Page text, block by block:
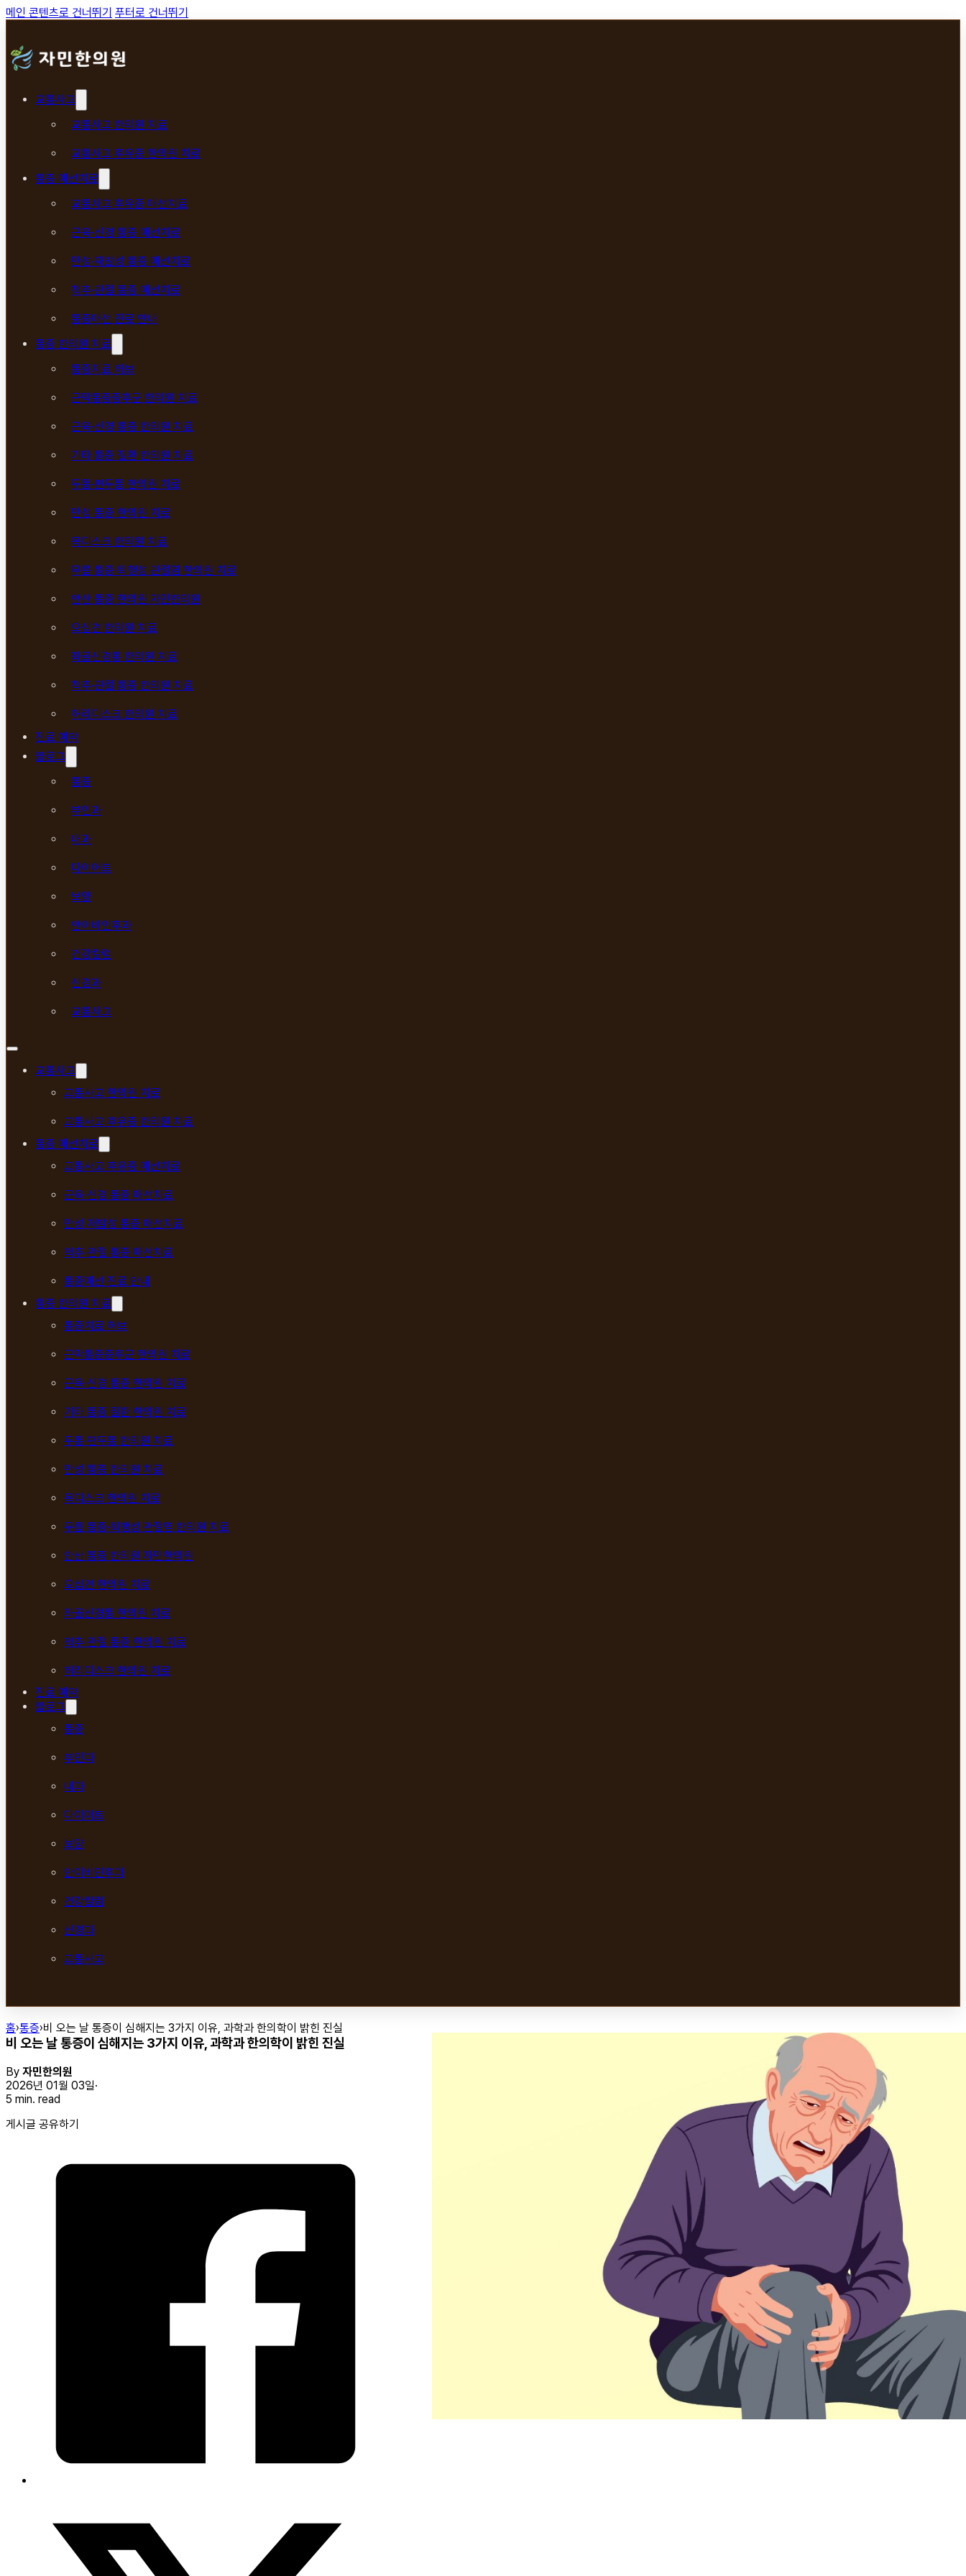
메인 콘텐츠로 건너뛰기 푸터로 건너뛰기
교통사고
교통사고 한의원 치료
교통사고 후유증 한의원 치료
통증 매선치료
교통사고 후유증 매선치료
근육·신경 통증 매선치료
만성·재발성 통증 매선치료
척추·관절 통증 매선치료
통증매선 진료 안내
통증 한의원 치료
통증치료 허브
근막통증증후군 한의원 치료
근육·신경 통증 한의원 치료
기타 통증 질환 한의원 치료
두통·편두통 한의원 치료
만성 통증 한의원 치료
목디스크 한의원 치료
무릎 통증·퇴행성 관절염 한의원 치료
안산 통증 한의원 자민한의원
오십견 한의원 치료
좌골신경통 한의원 치료
척추·관절 통증 한의원 치료
허리디스크 한의원 치료
진료 예약
블로그
통증
부인과
내과
다이어트
보양
안이비인후과
건강칼럼
신경과
교통사고
교통사고
교통사고 한의원 치료
교통사고 후유증 한의원 치료
통증 매선치료
교통사고 후유증 매선치료
근육·신경 통증 매선치료
만성·재발성 통증 매선치료
척추·관절 통증 매선치료
통증매선 진료 안내
통증 한의원 치료
통증치료 허브
근막통증증후군 한의원 치료
근육·신경 통증 한의원 치료
기타 통증 질환 한의원 치료
두통·편두통 한의원 치료
만성 통증 한의원 치료
목디스크 한의원 치료
무릎 통증·퇴행성 관절염 한의원 치료
안산 통증 한의원 자민한의원
오십견 한의원 치료
좌골신경통 한의원 치료
척추·관절 통증 한의원 치료
허리디스크 한의원 치료
진료 예약
블로그
통증
부인과
내과
다이어트
보양
안이비인후과
건강칼럼
신경과
교통사고
홈›통증›비 오는 날 통증이 심해지는 3가지 이유, 과학과 한의학이 밝힌 진실
비 오는 날 통증이 심해지는 3가지 이유, 과학과 한의학이 밝힌 진실
By 자민한의원
2026년 01월 03일
5 min. read
게시글 공유하기